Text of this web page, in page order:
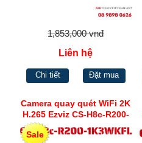
1,853,000 vnđ
Liên hệ
Chi tiết Đặt mua
Camera quay quét WiFi 2K
H.265 Ezviz CS-H8c-R200-
1K3WKFL(4mm)
Sale